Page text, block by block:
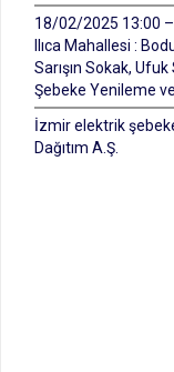
18/02/2025 13:00
Ilıca Mahallesi :
Sarışın Sokak,
Şebeke Yenileme
İzmir elektrik
Dağıtım A.Ş.